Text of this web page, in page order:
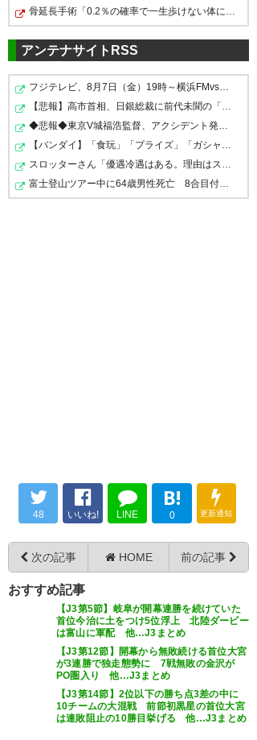
#沖縄SV
— オキニエスタ @ ハゲとるや
ないかい (okiniesta)2026, 6月
7
沖縄SVの勝ちでござる
青森のチームが上位争いしたり
優勝争いしたりするのを見られ
るのは、県民として素直に嬉し
いことです。
#ラインメール 青森
— キムラさんちの趣味部屋
(ksshumilab01_bb)2026, 6月 7
沖縄SV 優勝
おめでとうございます
#沖縄SV
— 與那嶺望よなみねのぞみ☺︎沖
縄タレント (imozony)2026, 6
月 7
まで楽しめました！
さぁ、来季は俺たちが主役だ
獲るぞ26-27シーズン
— 馬通行注意 (IBA_shibuchou)
2026, 6月 7
した皆さんおめでとうございま
す！
目標の優勝は手に入らなかった
ものの今回の結果はこれから始
まるリーグ戦に大きな自信と期
待になるはずです。
ということで、さあいきます
— たむ (Tamu_MSG) 2026, 6月
来シーズンはぜひJリーグへの参
入を決めて、我那覇をJの舞台に
立たせて欲しい！頑張れ沖縄
#沖縄SV
骨延長手術「0.2％の確率で一生歩けない体になるけど足が…
アンテナサイトRSS
フジテレビ、8月7日（金）19時～横浜FMvs鹿島を生中継！…
【悲報】高市首相、日銀総裁に前代未聞の「国債買い入れ…
◆悲報◆東京V城福浩監督、アクシデント発生？で一気に老化…
【バンダイ】「食玩」「プライズ」「ガシャポン」2026年8…
スロッターさん「優遇冷遇はある。理由はスマスロだから…
富士登山ツアー中に64歳男性死亡 8合目付近で意識失う
48 いいね! LINE
B!
0 更新通知
次の記事 HOME 前の記事
おすすめ記事
【J3第5節】岐阜が開幕連勝を続けていた
首位今治に土をつけ5位浮上 北陸ダービー
は富山に軍配 他…J3まとめ
【J3第12節】開幕から無敗続ける首位大宮
が3連勝で独走態勢に 7戦無敗の金沢が
PO圏入り 他…J3まとめ
【J3第14節】2位以下の勝ち点3差の中に
10チームの大混戦 前節初黒星の首位大宮
は連敗阻止の10勝目挙げる 他…J3まとめ